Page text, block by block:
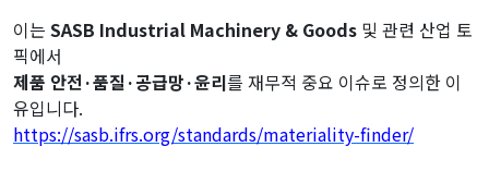
이는 SASB Industrial Machinery & Goods 및 관련 산업 토
픽에서
제품 안전·품질·공급망·윤리를 재무적 중요 이슈로 정의한 이
유입니다.
https://sasb.ifrs.org/standards/materiality-finder/